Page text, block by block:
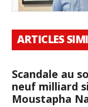
ARTICLES
Scandale au
neuf milliard
Moustapha